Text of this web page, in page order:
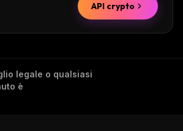
API crypto
legale o qualsiasi
è